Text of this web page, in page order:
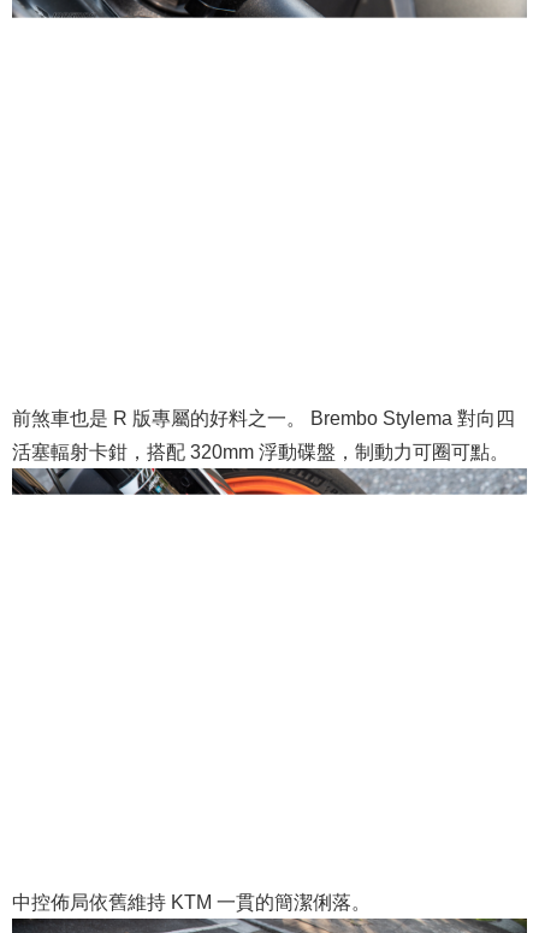
前煞車也是 R 版專屬的好料之一。 Brembo Stylema 對向四
活塞輻射卡鉗，搭配 320mm 浮動碟盤，制動力可圈可點。
中控佈局依舊維持 KTM 一貫的簡潔俐落。